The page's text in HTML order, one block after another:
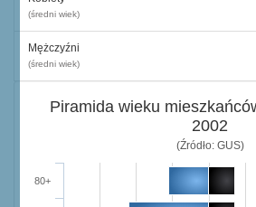
(średni wiek)
Mężczyźni
(średni wiek)
Piramida wieku
2002
(Źródło: GUS)
80+